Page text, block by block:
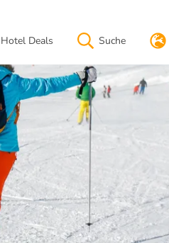
Deals Suche